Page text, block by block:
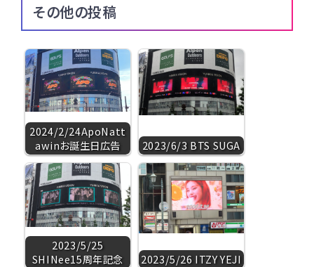
その他の投稿
2024/2/24ApoNatt
awinお誕生日広告
2023/6/3 BTS SUGA
2023/5/25
SHINee15周年記念
2023/5/26 ITZY YEJI